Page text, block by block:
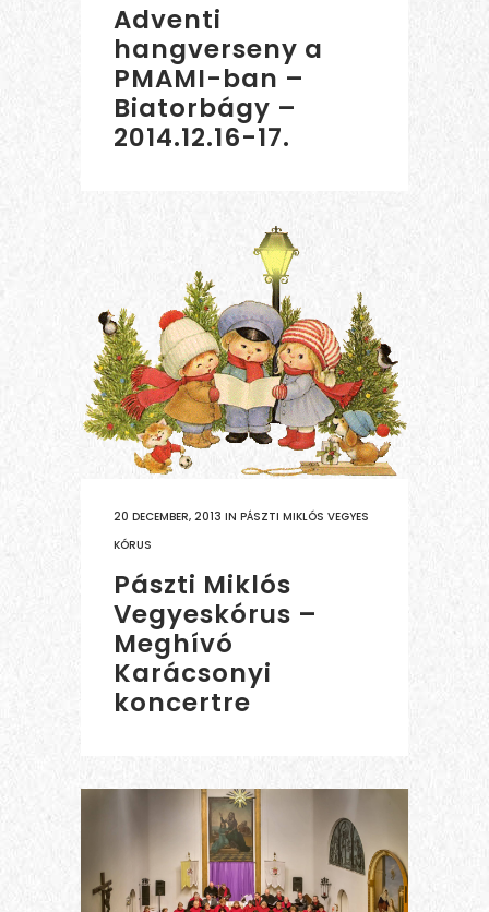
Adventi
hangverseny a
PMAMI-ban –
Biatorbágy –
2014.12.16-17.
20 DECEMBER, 2013 IN PÁSZTI MIKLÓS VEGYES
KÓRUS
Pászti Miklós
Vegyeskórus –
Meghívó
Karácsonyi
koncertre